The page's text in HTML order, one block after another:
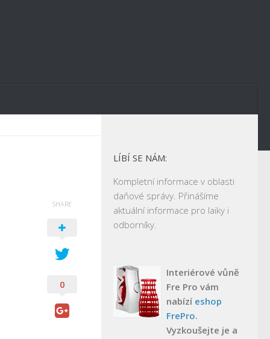
SHARE
0
LÍBÍ SE NÁM:
Kompletní informace v oblasti
daňové správy. Přinášíme
aktuální informace pro laiky i
odborníky.
Interiérové vůně
Fre Pro vám
nabízí eshop
FrePro.
Vyzkoušejte je a